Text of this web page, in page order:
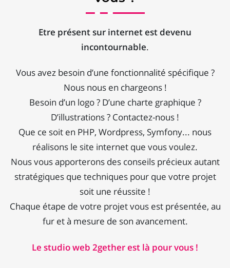
Etre présent sur internet est devenu
incontournable.
Vous avez besoin d’une fonctionnalité spécifique ?
Nous nous en chargeons !
Besoin d’un logo ? D’une charte graphique ?
D’illustrations ? Contactez-nous !
Que ce soit en PHP, Wordpress, Symfony... nous
réalisons le site internet que vous voulez.
Nous vous apporterons des conseils précieux autant
stratégiques que techniques pour que votre projet
soit une réussite !
Chaque étape de votre projet vous est présentée, au
fur et à mesure de son avancement.
Le studio web 2gether est là pour vous !